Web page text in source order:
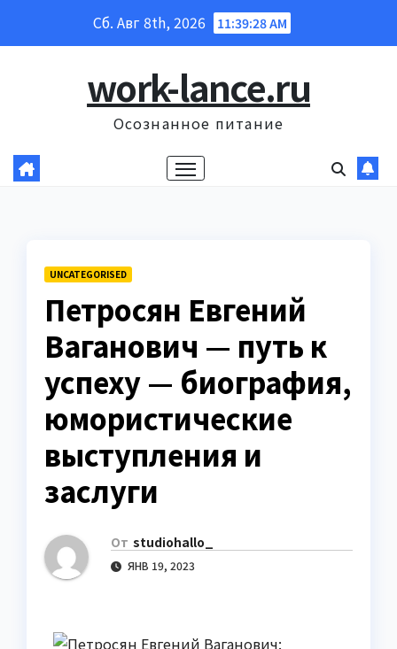
Сб. Авг 8th, 2026 11:39:29 AM
work-lance.ru
Осознанное питание
UNCATEGORISED
Петросян Евгений
Ваганович — путь к
успеху — биография,
юмористические
выступления и
заслуги
От studiohallo_
ЯНВ 19, 2023